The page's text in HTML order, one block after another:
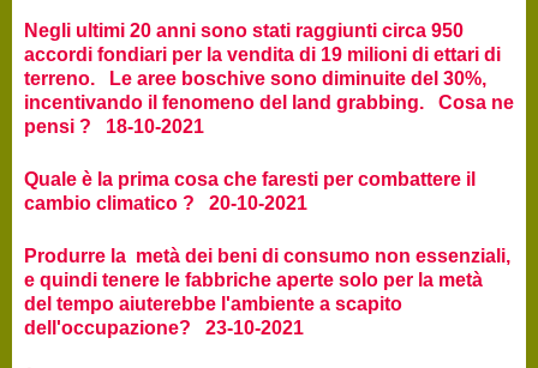
Negli ultimi 20 anni sono stati raggiunti circa 950
accordi fondiari per la vendita di 19 milioni di ettari di
terreno. Le aree boschive sono diminuite del 30%,
incentivando il fenomeno del land grabbing. Cosa ne
pensi ? 18-10-2021
Quale è la prima cosa che faresti per combattere il
cambio climatico ? 20-10-2021
Produrre la metà dei beni di consumo non essenziali,
e quindi tenere le fabbriche aperte solo per la metà
del tempo aiuterebbe l'ambiente a scapito
dell'occupazione? 23-10-2021